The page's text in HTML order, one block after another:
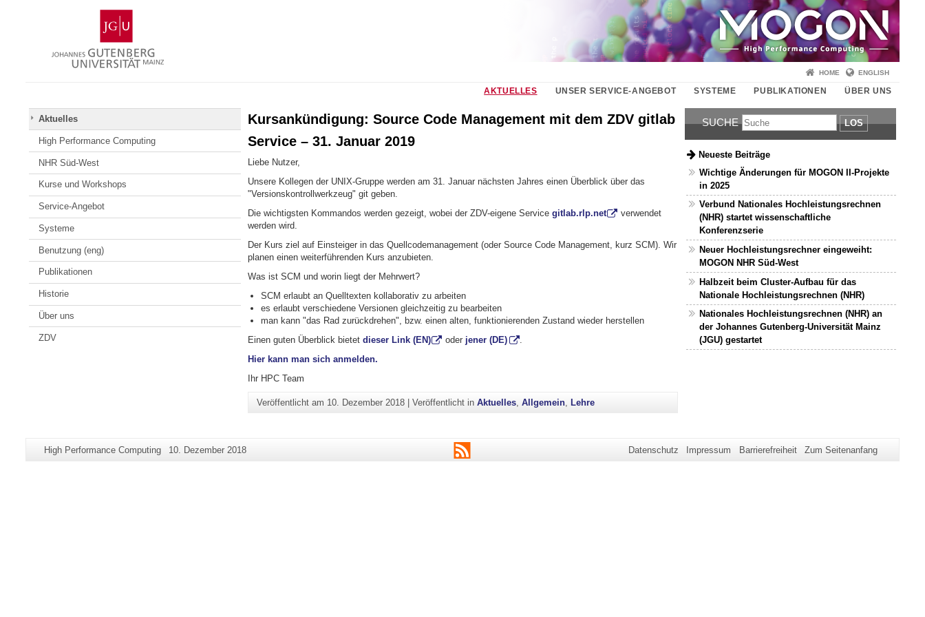
Gutenberg-
Universität
Mainz
HOME ENGLISH
AKTUELLES UNSER SERVICE-ANGEBOT SYSTEME PUBLIKATIONEN ÜBER UNS
Aktuelles
High Performance Computing
NHR Süd-West
Kurse und Workshops
Service-Angebot
Systeme
Benutzung (eng)
Publikationen
Historie
Über uns
ZDV
Kursankündigung: Source Code Management mit dem ZDV gitlab
Service – 31. Januar 2019
Liebe Nutzer,
Unsere Kollegen der UNIX-Gruppe werden am 31. Januar nächsten Jahres einen Überblick über das
"Versionskontrollwerkzeug" git geben.
Die wichtigsten Kommandos werden gezeigt, wobei der ZDV-eigene Service gitlab.rlp.net
verwendet
werden wird.
Der Kurs ziel auf Einsteiger in das Quellcodemanagement (oder Source Code Management, kurz SCM). Wir
planen einen weiterführenden Kurs anzubieten.
Was ist SCM und worin liegt der Mehrwert?
SCM erlaubt an Quelltexten kollaborativ zu arbeiten
es erlaubt verschiedene Versionen gleichzeitig zu bearbeiten
man kann "das Rad zurückdrehen", bzw. einen alten, funktionierenden Zustand wieder herstellen
Einen guten Überblick bietet dieser Link (EN) oder jener (DE)
Hier kann man sich anmelden.
Ihr HPC Team
Veröffentlicht am 10. Dezember 2018 |Veröffentlicht inAktuelles,Allgemein, Lehre
SUCHE LOS
Neueste Beiträge
Wichtige Änderungen für MOGON II-Projekte
in 2025
Verbund Nationales Hochleistungsrechnen
(NHR) startet wissenschaftliche
Konferenzserie
Neuer Hochleistungsrechner eingeweiht:
MOGON NHR Süd-West
Halbzeit beim Cluster-Aufbau für das
Nationale Hochleistungsrechnen (NHR)
Nationales Hochleistungsrechnen (NHR) an
der Johannes Gutenberg-Universität Mainz
(JGU) gestartet
Zusätzliche
Seiten-
High Performance Computing
Letzte
10. Dezember 2018 RSS Datenschutz Impressum Barrierefreiheit Zum Seitenanfang